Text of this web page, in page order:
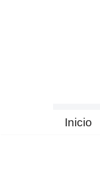
Inicio